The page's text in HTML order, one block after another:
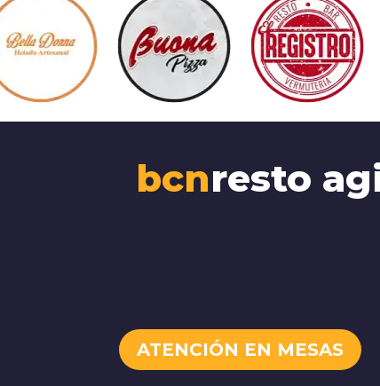
bcnresto
ATENCIÓN EN MESAS